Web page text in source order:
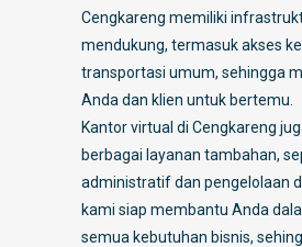
Cengkareng memiliki
mendukung, termasuk akses
transportasi umum, sehingga
Anda dan klien untuk bertemu.
Kantor virtual di Cengkareng
berbagai layanan tambahan,
administratif dan pengelolaan
kami siap membantu Anda
semua kebutuhan bisnis,